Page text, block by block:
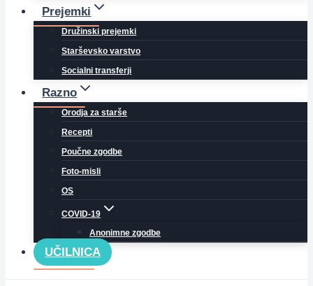
Prejemki
Družinski prejemki
Starševsko varstvo
Socialni transferji
Razno
Orodja za starše
Recepti
Poučne zgodbe
Foto-misli
OS
COVID-19
Anonimne zgodbe
UČILNICA